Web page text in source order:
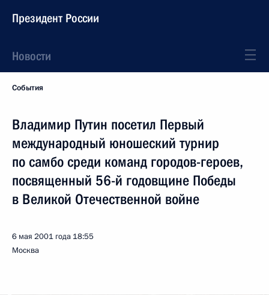
Президент России
Новости
События
Владимир Путин посетил Первый
международный юношеский турнир
по самбо среди команд городов-героев,
посвященный 56-й годовщине Победы
в Великой Отечественной войне
6 мая 2001 года 18:55
Москва